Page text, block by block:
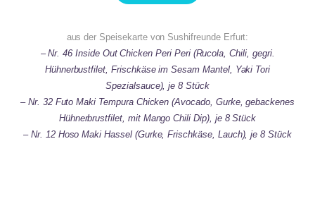
aus der Speisekarte von Sushifreunde Erfurt:
– Nr. 46 Inside Out Chicken Peri Peri (Rucola, Chili, gegri.
Hühnerbustfilet, Frischkäse im Sesam Mantel, Yaki Tori
Spezialsauce), je 8 Stück
– Nr. 32 Futo Maki Tempura Chicken (Avocado, Gurke, gebackenes
Hühnerbrustfilet, mit Mango Chili Dip), je 8 Stück
– Nr. 12 Hoso Maki Hassel (Gurke, Frischkäse, Lauch), je 8 Stück